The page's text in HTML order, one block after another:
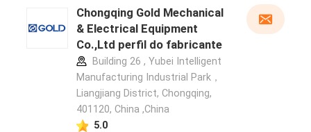
Chongqing Gold Mechanical
& Electrical Equipment
Co.,Ltd perfil do fabricante
Building 26 , Yubei Intelligent
Manufacturing Industrial Park，
Liangjiang District, Chongqing,
401120, China ,China
5.0